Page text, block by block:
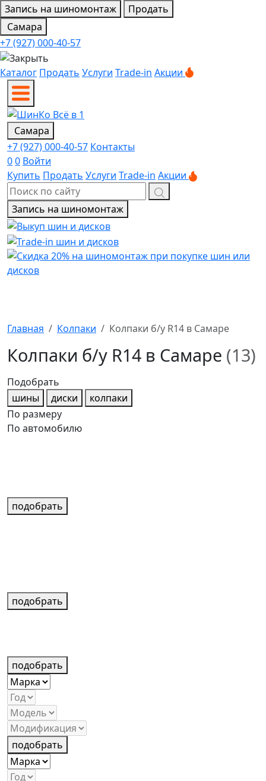
Запись на шиномонтаж
Продать
Самара
+7 (927) 000-40-57
Каталог Продать Услуги Trade-in Акции
Самара
+7 (927) 000-40-57 Контакты
00 Войти
Купить Продать Услуги Trade-in Акции
Запись на шиномонтаж
Главная Колпаки Колпаки б/у R14 в Самаре
Колпаки б/у R14 в Самаре (13)
Подобрать
шины
диски
колпаки
По размеру
По автомобилю
подобрать
подобрать
подобрать
подобрать